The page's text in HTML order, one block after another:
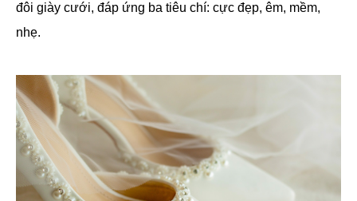
đôi giày cưới, đáp ứng ba tiêu chí: cực đẹp, êm, mềm,
nhẹ.